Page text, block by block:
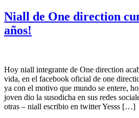
Niall de One direction
años!
Hoy niall integrante de One direction
vida, en el facebook oficial de one
ya con el motivo que mundo se entere,
joven dio la susodicha en sus redes
otras – niall escribio en twitter Yesss […]